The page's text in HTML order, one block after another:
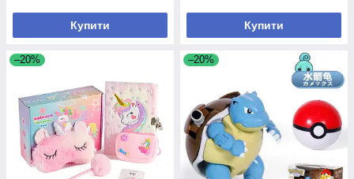
Купити Купити
–20% –20%